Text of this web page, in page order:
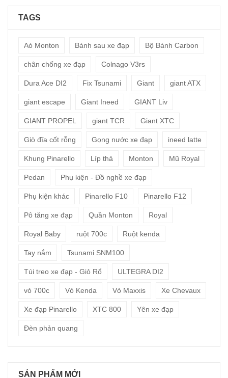
TAGS
Aó Monton Bánh sau xe đạp Bộ Bánh Carbon
chân chống xe đạp Colnago V3rs
Dura Ace DI2 Fix Tsunami Giant giant ATX
giant escape Giant Ineed GIANT Liv
GIANT PROPEL giant TCR Giant XTC
Giò đĩa cốt rỗng Gọng nước xe đạp ineed latte
Khung Pinarello Líp thả Monton Mũ Royal
Pedan Phụ kiện - Đồ nghề xe đạp
Phụ kiện khác Pinarello F10 Pinarello F12
Pô tăng xe đạp Quần Monton Royal
Royal Baby ruột 700c Ruột kenda
Tay nắm Tsunami SNM100
Túi treo xe đạp - Giỏ Rổ ULTEGRA DI2
vỏ 700c Vỏ Kenda Vỏ Maxxis Xe Chevaux
Xe đạp Pinarello XTC 800 Yên xe đạp
Đèn phản quang
SẢN PHẨM MỚI